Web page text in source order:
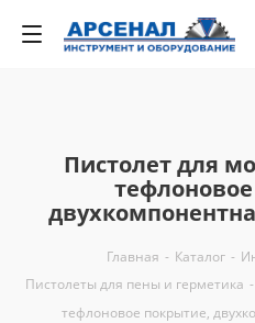
Пистолет для
Главная - Каталог -
Пистолеты для пены и герметика -
тефлоновое покрытие,